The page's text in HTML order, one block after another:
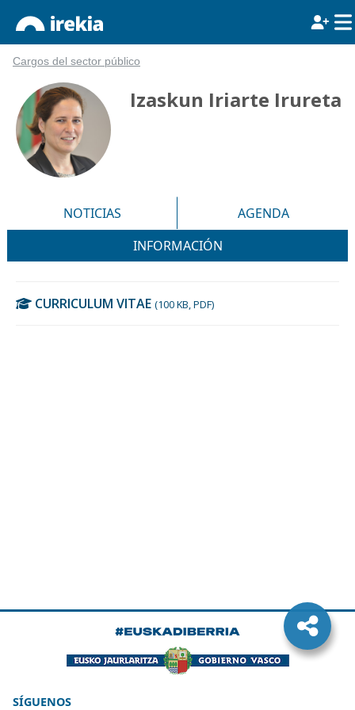
Cargos del sector público
Izaskun Iriarte Irureta
NOTICIAS
AGENDA
INFORMACIÓN
CURRICULUM VITAE (100 KB, PDF)
SÍGUENOS